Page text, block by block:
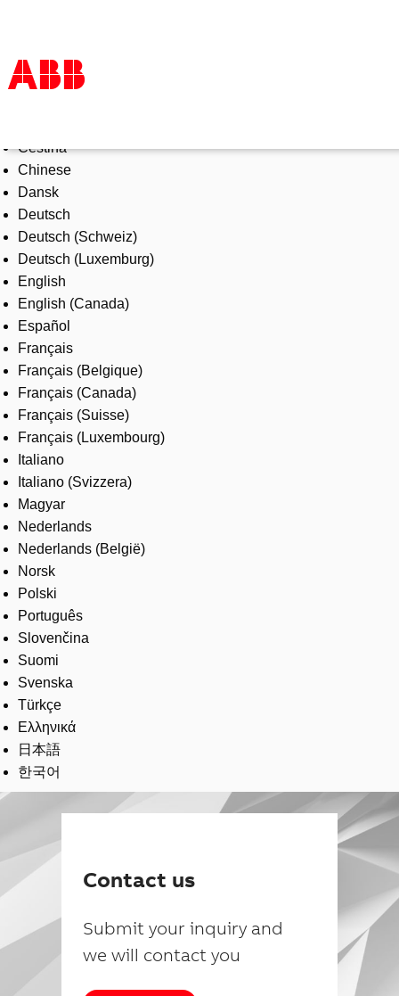
Products & Solutions
Industries
Services
About us
Where to buy
Contact us
Careers
Čeština
Chinese
Dansk
Deutsch
Deutsch (Schweiz)
Deutsch (Luxemburg)
English
English (Canada)
Español
Français
Français (Belgique)
Français (Canada)
Français (Suisse)
Français (Luxembourg)
Italiano
Italiano (Svizzera)
Magyar
Nederlands
Nederlands (België)
Norsk
Polski
Português
Slovenčina
Suomi
Svenska
Türkçe
Ελληνικά
日本語
한국어
Contact us
Submit your inquiry and
we will contact you